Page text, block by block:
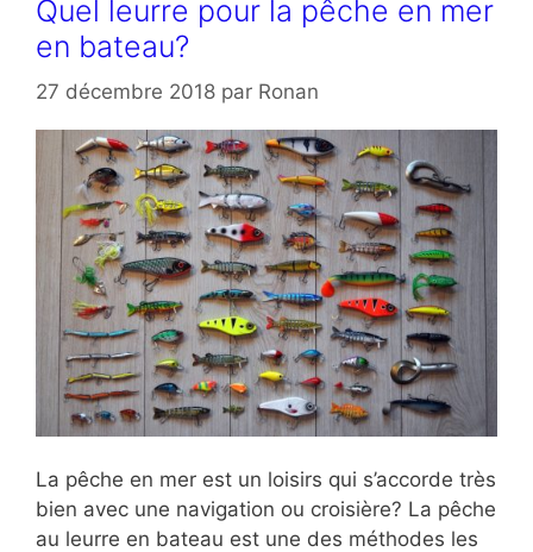
Quel leurre pour la pêche en mer
en bateau?
27 décembre 2018 par Ronan
La pêche en mer est un loisirs qui s’accorde très
bien avec une navigation ou croisière? La pêche
au leurre en bateau est une des méthodes les